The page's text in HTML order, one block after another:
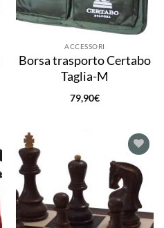
ACCESSORI
Borsa trasporto Certabo
Taglia-M
79,90€
Aggiungi
alla lista
desideri